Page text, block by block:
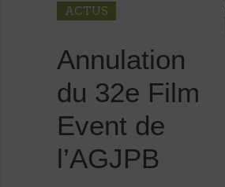
ACTUS
Annulation
du 32e Film
Event de
l’AGJPB